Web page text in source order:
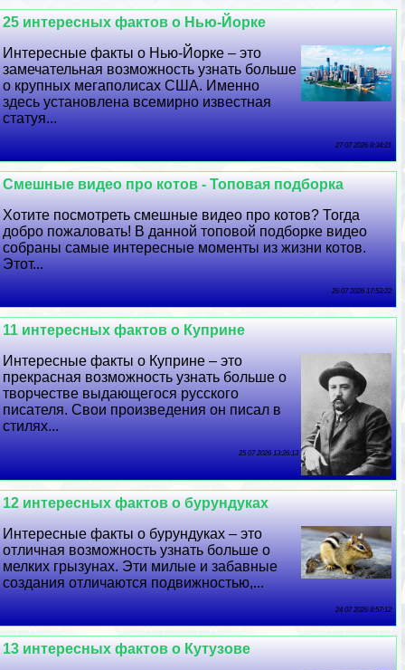
25 интересных фактов о Нью-Йорке
Интересные факты о Нью-Йорке – это
замечательная возможность узнать больше
о крупных мегаполисах США. Именно
здесь установлена всемирно известная
статуя...
27 07 2026 8:34:21
Смешные видео про котов - Топовая подборка
Хотите посмотреть смешные видео про котов? Тогда
добро пожаловать! В данной топовой подборке видео
собраны самые интересные моменты из жизни котов.
Этот...
26 07 2026 17:53:22
11 интересных фактов о Куприне
Интересные факты о Куприне – это
прекрасная возможность узнать больше о
творчестве выдающегося русского
писателя. Свои произведения он писал в
стилях...
25 07 2026 13:26:13
12 интересных фактов о бурундуках
Интересные факты о бурундуках – это
отличная возможность узнать больше о
мелких грызунах. Эти милые и забавные
создания отличаются подвижностью,...
24 07 2026 8:57:12
13 интересных фактов о Кутузове